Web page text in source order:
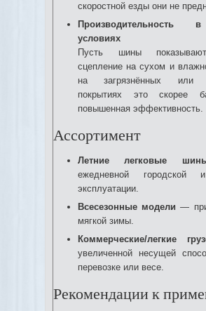
скоростной езды они не
Производительность
условиях
Пусть шины
сцепление на сухом и
на загрязнённых или
покрытиях это скорее
повышенная эффективность.
Ассортимент
Летние легковые
ежедневной городской
эксплуатации.
Всесезонные модели —
мягкой зимы.
Коммерческие/легкие
увеличенной несущей
перевозке или весе.
Рекомендации к